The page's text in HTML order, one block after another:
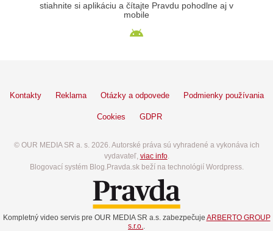
stiahnite si aplikáciu a čítajte Pravdu pohodlne aj v
mobile
Kontakty Reklama Otázky a odpovede Podmienky používania
Cookies GDPR
© OUR MEDIA SR a. s. 2026. Autorské práva sú vyhradené a vykonáva ich
vydavateľ, viac info.
Blogovací systém Blog.Pravda.sk beží na technológií Wordpress.
Kompletný video servis pre OUR MEDIA SR a.s. zabezpečuje ARBERTO GROUP
s.r.o..